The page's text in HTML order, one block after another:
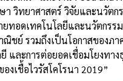
วิทยาศาสตร์ วิจัยและนวัต
ทอดเทคโนโลยีและนวัตกรร
ย์ รวมถึงเป็นโอกาสของภา
และการต่อยอดเชื่อมโยงทา
เชื้อไวรัสโคโรนา 2019”